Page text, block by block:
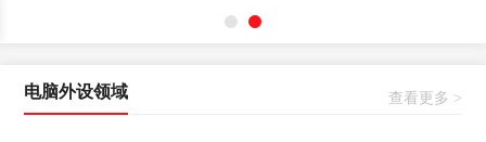
电脑外设领域 查看更多 >